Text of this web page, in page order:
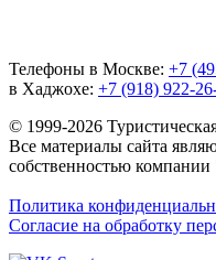
Телефоны в Москве: +7
в Хаджохе: +7 (918) 922-
© 1999-2026
Все материалы сайта
собственностью
Политика
Согласие на обработку